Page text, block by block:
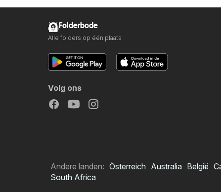
Folderbode
Alle folders op één plaats
Volg ons
Andere landen: Österreich Australia België
South Africa